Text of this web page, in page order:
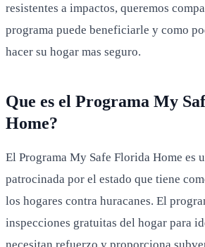
resistentes a impactos, queremos
programa puede beneficiarle y como
hacer su hogar mas seguro.
Que es el Programa My
Home?
El Programa My Safe Florida Home es
patrocinada por el estado que tiene
los hogares contra huracanes. El
inspecciones gratuitas del hogar para